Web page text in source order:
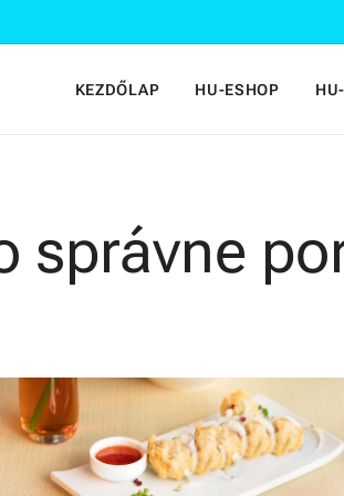
KEZDŐLAP HU-ESHOP
správne